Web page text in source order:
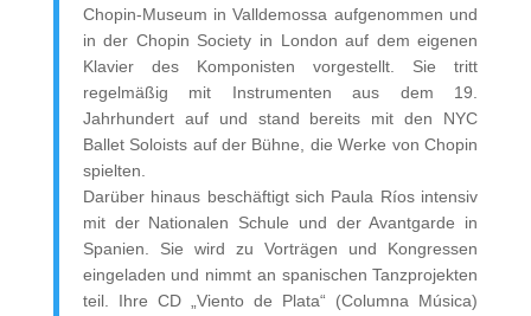
Chopin-Museum in Valldemossa aufgenommen und
in der Chopin Society in London auf dem eigenen
Klavier des Komponisten vorgestellt. Sie tritt
regelmäßig mit Instrumenten aus dem 19.
Jahrhundert auf und stand bereits mit den NYC
Ballet Soloists auf der Bühne, die Werke von Chopin
spielten.
Darüber hinaus beschäftigt sich Paula Ríos intensiv
mit der Nationalen Schule und der Avantgarde in
Spanien. Sie wird zu Vorträgen und Kongressen
eingeladen und nimmt an spanischen Tanzprojekten
teil. Ihre CD „Viento de Plata“ (Columna Música)